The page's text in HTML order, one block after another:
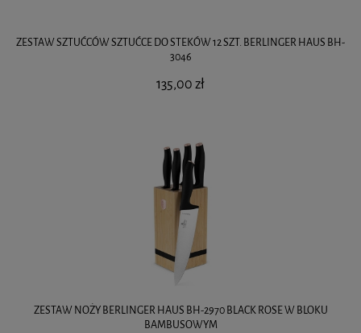
ZESTAW SZTUĆCÓW SZTUĆCE DO STEKÓW 12 SZT. BERLINGER HAUS BH-
3046
135,00 zł
ZESTAW NOŻY BERLINGER HAUS BH-2970 BLACK ROSE W BLOKU
BAMBUSOWYM